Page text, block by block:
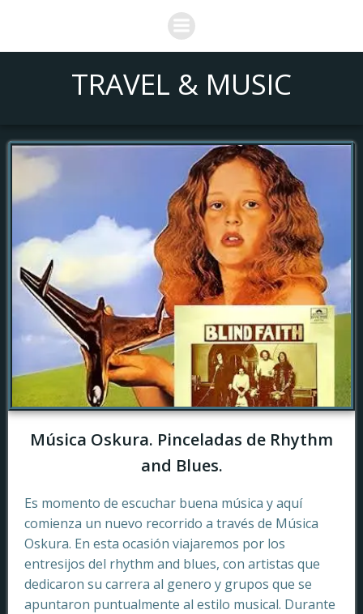
Saltar
al
contenido
TRAVEL & MUSIC
Música Oskura. Pinceladas de Rhythm
and Blues.
Es momento de escuchar buena música y aquí
comienza un nuevo recorrido a través de Música
Oskura. En esta ocasión viajaremos por los
entresijos del rhythm and blues, con artistas que
dedicaron su carrera al genero y grupos que se
apuntaron puntualmente al estilo musical. Durante